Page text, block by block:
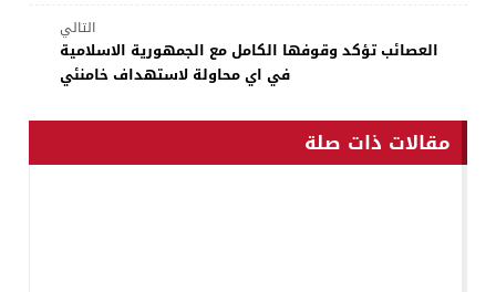
التالي
العصائب تؤكد وقوفها الكامل مع الجمهورية الاسلامية
في اي محاولة لاستهداف خامنئي
مقالات ذات صلة